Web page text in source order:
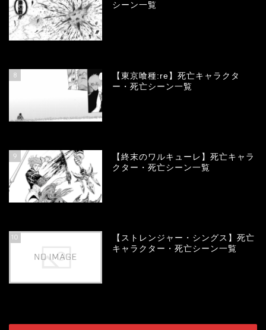
シーン一覧
8
【東京喰種:re】死亡キャラクタ
ー・死亡シーン一覧
9
【終末のワルキューレ】死亡キャラ
クター・死亡シーン一覧
10
【ストレンジャー・シングス】死亡
キャラクター・死亡シーン一覧